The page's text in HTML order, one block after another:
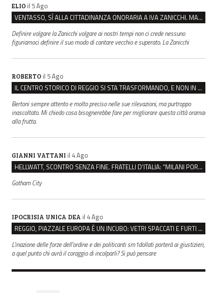
ELIO il 5 Ago
VENTASSO, SÌ ALLA CITTADINANZA ONORARIA A IVA ZANICCHI. MA BARGIACCHI: “È DI PESSIMO GUSTO”
Definire volgare la Zanicchi volgare ai nostri tempi non ci crede nessuno
figuriamoci definire il suo modo di cantare vecchio e superato. La Zanicchi
ROBERTO il 5 Ago
IL CENTRO STORICO DI REGGIO SI STA TRASFORMANDO, E NON IN MEGLIO
Bertoni sempre attento e molto preciso nelle sue rilevazioni, ma purtroppo
inascoltato. Mi chiedo cosa bisognerebbe fare per migliorare questa città oramai
alla frutta.
GIANNI VATTANI il 4 Ago
HELLWATT, SCONTRO SENZA FINE. FRATELLI D’ITALIA: “MILANI PORTA DOCUMENTI, DE FRANCO INSULTI”
Gotham City
IPOCRISIA UNICA DEA il 4 Ago
REGGIO, PIAZZALE EUROPA È UN INCUBO: VETRI SPACCATI E FURTI SULLE AUTO IN SOSTA
L'inazione delle forze dell'ordine e dei politicanti sm1dollati porterà ai giustizieri,
a quel punto chi avrà il coraggio di incolparli? Si può pensare